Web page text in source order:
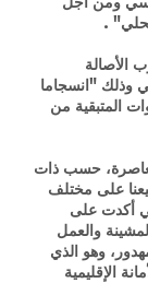
.
الأصالة
وذلك "انسجاما
المتبقية من
حسب ذات
على مختلف
أكدت على
والعمل
وهو الذي
الإقليمية